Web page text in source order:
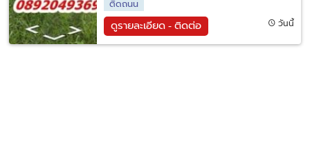
ติดถนน
ดูรายละเอียด - ติดต่อ วันนี้